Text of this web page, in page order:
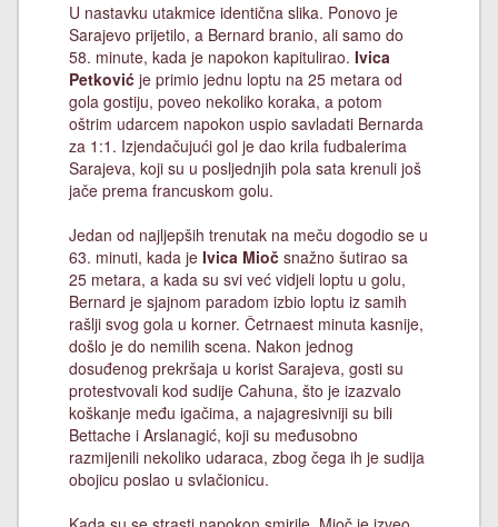
U nastavku utakmice identična slika. Ponovo je
Sarajevo prijetilo, a Bernard branio, ali samo do
58. minute, kada je napokon kapitulirao. Ivica
Petković je primio jednu loptu na 25 metara od
gola gostiju, poveo nekoliko koraka, a potom
oštrim udarcem napokon uspio savladati Bernarda
za 1:1. Izjendačujući gol je dao krila fudbalerima
Sarajeva, koji su u posljednjih pola sata krenuli još
jače prema francuskom golu.
Jedan od najljepših trenutak na meču dogodio se u
63. minuti, kada je Ivica Mioč snažno šutirao sa
25 metara, a kada su svi već vidjeli loptu u golu,
Bernard je sjajnom paradom izbio loptu iz samih
rašlji svog gola u korner. Četrnaest minuta kasnije,
došlo je do nemilih scena. Nakon jednog
dosuđenog prekršaja u korist Sarajeva, gosti su
protestvovali kod sudije Cahuna, što je izazvalo
koškanje među igačima, a najagresivniji su bili
Bettache i Arslanagić, koji su međusobno
razmijenili nekoliko udaraca, zbog čega ih je sudija
obojicu poslao u svlačionicu.